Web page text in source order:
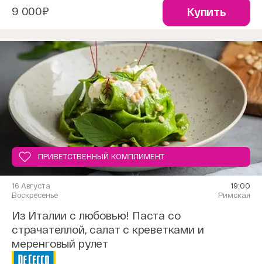
9 000₽ Купить
ПРИВЕТСТВЕННЫЙ КОМПЛИМЕНТ
16 Августа
Воскресенье
19:00
Римская
Из Италии с любовью! Паста со
страчателлой, салат с креветками и
меренговый рулет